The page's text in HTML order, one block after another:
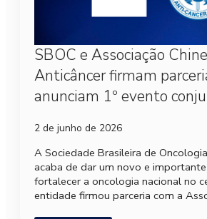
SBOC e Associação
Anticâncer firmam
anunciam 1º evento
2 de junho de 2026
A Sociedade Brasileira de
acaba de dar um novo e
fortalecer a oncologia nacional no
entidade firmou parceria com a